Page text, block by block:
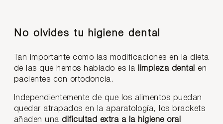
No olvides tu higiene dental
Tan importante como las modificaciones en la dieta
de las que hemos hablado es la limpieza dental en
pacientes con ortodoncia.
Independientemente de que los alimentos puedan
quedar atrapados en la aparatología, los brackets
añaden una dificultad extra a la higiene oral